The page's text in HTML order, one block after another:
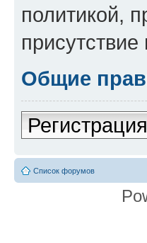
политикой,
Общие
Регистрация
Список форумов